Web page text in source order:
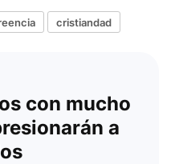
cristiandad
con mucho
a